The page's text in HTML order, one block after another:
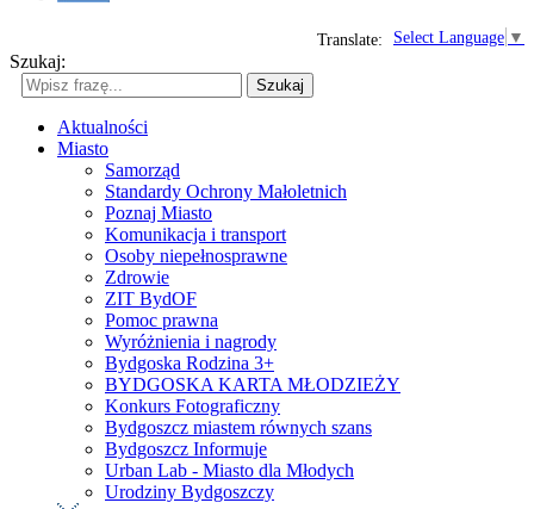
Select Language ▼
Translate:
Szukaj:
Szukaj
Aktualności
Miasto
Samorząd
Standardy Ochrony Małoletnich
Poznaj Miasto
Komunikacja i transport
Osoby niepełnosprawne
Zdrowie
ZIT BydOF
Pomoc prawna
Wyróżnienia i nagrody
Bydgoska Rodzina 3+
BYDGOSKA KARTA MŁODZIEŻY
Konkurs Fotograficzny
Bydgoszcz miastem równych szans
Bydgoszcz Informuje
Urban Lab - Miasto dla Młodych
Urodziny Bydgoszczy